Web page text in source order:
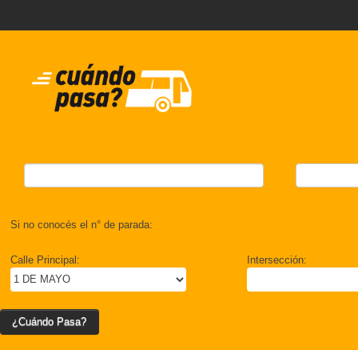
Si no conocés el n° de parada:
Calle Principal: Intersección:
¿Cuándo Pasa?